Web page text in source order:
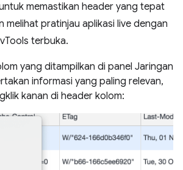
memastikan header yang tepat
melihat pratinjau aplikasi live dengan
terbuka.
yang ditampilkan di panel Jaringan
informasi yang paling relevan,
kanan di header kolom: